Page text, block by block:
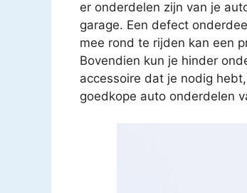
er onderdelen zijn van je
garage. Een defect
mee rond te rijden kan een
Bovendien kun je hinder
accessoire dat je nodig
goedkope auto onderdelen